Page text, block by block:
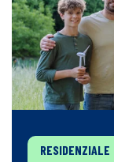
RESIDENZIALE